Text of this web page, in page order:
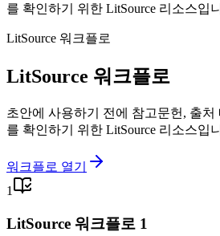
를 확인하기 위한 LitSource 리소스입
LitSource 워크플로
LitSource 워크플로
초안에 사용하기 전에 참고문헌, 출처
를 확인하기 위한 LitSource 리소스입
워크플로 열기
1
LitSource 워크플로 1